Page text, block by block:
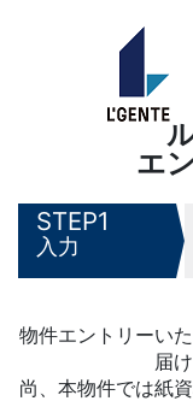
エ
1
入力
物件エントリーい
届
尚、本物件では紙